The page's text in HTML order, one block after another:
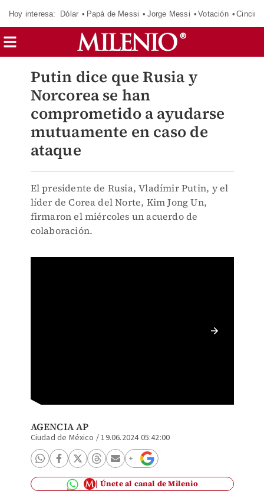
Hoy interesa: Dólar Papá de Messi Jorge Messi Votación
Putin dice que Rusia y
Norcorea se han
comprometido a ayudarse
mutuamente en caso de
ataque
El presidente de Rusia, Vladímir Putin, y el
líder de Corea del Norte, Kim Jong Un,
firmaron el miércoles un acuerdo de
colaboración.
AGENCIA AP
Ciudad de México /19.06.2024 05:42:00
Únete al canal de Milenio